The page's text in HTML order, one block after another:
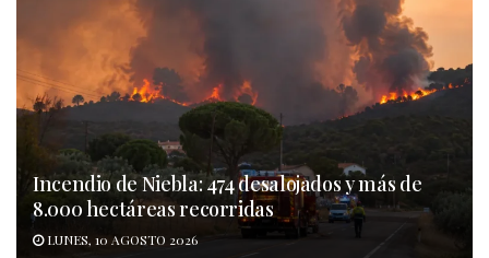
Incendio de Niebla: 474 desalojados y más de
8.000 hectáreas recorridas
LUNES, 10 AGOSTO 2026